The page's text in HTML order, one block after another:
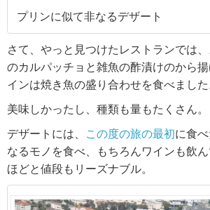
プリンに似て非なるデザート
さて、やっと見つけたレストランでは
のカルパッチョと雑魚の酢漬けのから
インは焼き魚の盛り合わせを食べました
美味しかったし、種類も量もたくさん。
デザートには、 この度の旅の最初に食
なるモノを食べ、もちろんワインも飲
ほどと値段もリーズナブル。